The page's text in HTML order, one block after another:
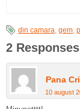
din camara, gem,
2
Pana
10 august